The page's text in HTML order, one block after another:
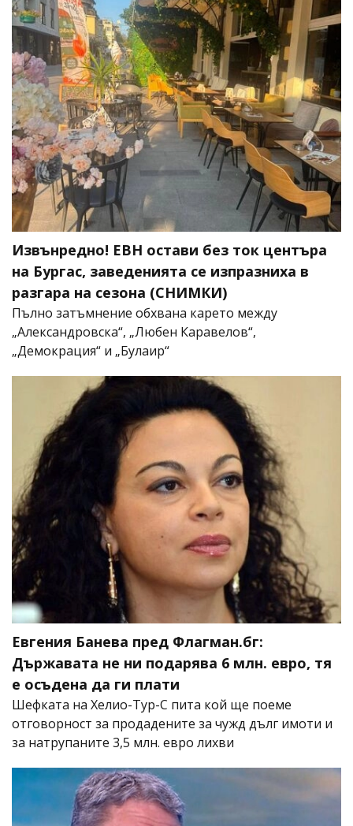
Извънредно! ЕВН остави без ток центъра
на Бургас, заведенията се изпразниха в
разгара на сезона (СНИМКИ)
Пълно затъмнение обхвана карето между
„Александровска“, „Любен Каравелов“,
„Демокрация“ и „Булаир“
Евгения Банева пред Флагман.бг:
Държавата не ни подарява 6 млн. евро, тя
е осъдена да ги плати
Шефката на Хелио-Тур-С пита кой ще поеме
отговорност за продадените за чужд дълг имоти и
за натрупаните 3,5 млн. евро лихви